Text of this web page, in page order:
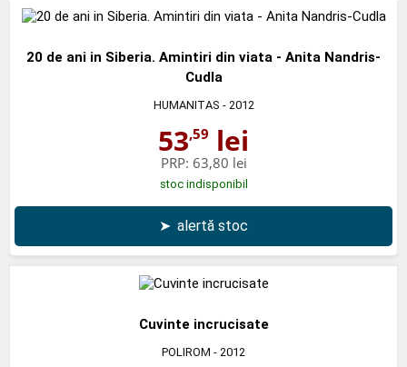
20 de ani in Siberia. Amintiri din viata - Anita Nandris-
Cudla
HUMANITAS - 2012
53,59 lei
PRP: 63,80 lei
stoc indisponibil
➤ alertă stoc
Cuvinte incrucisate
POLIROM - 2012